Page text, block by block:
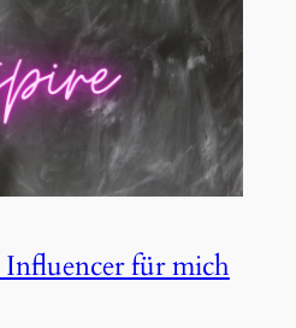
Influencer für mich